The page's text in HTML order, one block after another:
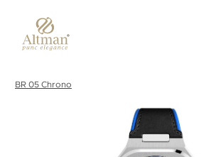
BR 05 Chrono